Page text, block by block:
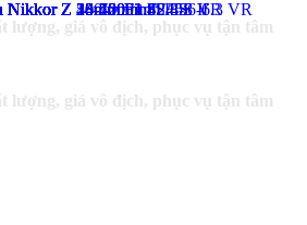
lượng, giá vô địch, phục vụ tận tâm
lượng, giá vô địch, phục vụ tận tâm